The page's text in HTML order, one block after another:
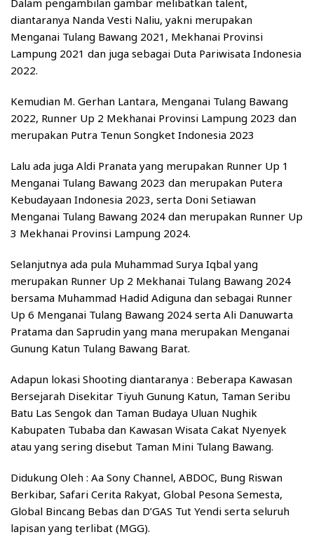
Dalam pengambilan gambar melibatkan talent,
diantaranya Nanda Vesti Naliu, yakni merupakan
Menganai Tulang Bawang 2021, Mekhanai Provinsi
Lampung 2021 dan juga sebagai Duta Pariwisata Indonesia
2022.
Kemudian M. Gerhan Lantara, Menganai Tulang Bawang
2022, Runner Up 2 Mekhanai Provinsi Lampung 2023 dan
merupakan Putra Tenun Songket Indonesia 2023
Lalu ada juga Aldi Pranata yang merupakan Runner Up 1
Menganai Tulang Bawang 2023 dan merupakan Putera
Kebudayaan Indonesia 2023, serta Doni Setiawan
Menganai Tulang Bawang 2024 dan merupakan Runner Up
3 Mekhanai Provinsi Lampung 2024.
Selanjutnya ada pula Muhammad Surya Iqbal yang
merupakan Runner Up 2 Mekhanai Tulang Bawang 2024
bersama Muhammad Hadid Adiguna dan sebagai Runner
Up 6 Menganai Tulang Bawang 2024 serta Ali Danuwarta
Pratama dan Saprudin yang mana merupakan Menganai
Gunung Katun Tulang Bawang Barat.
Adapun lokasi Shooting diantaranya : Beberapa Kawasan
Bersejarah Disekitar Tiyuh Gunung Katun, Taman Seribu
Batu Las Sengok dan Taman Budaya Uluan Nughik
Kabupaten Tubaba dan Kawasan Wisata Cakat Nyenyek
atau yang sering disebut Taman Mini Tulang Bawang.
Didukung Oleh : Aa Sony Channel, ABDOC, Bung Riswan
Berkibar, Safari Cerita Rakyat, Global Pesona Semesta,
Global Bincang Bebas dan D’GAS Tut Yendi serta seluruh
lapisan yang terlibat (MGG).